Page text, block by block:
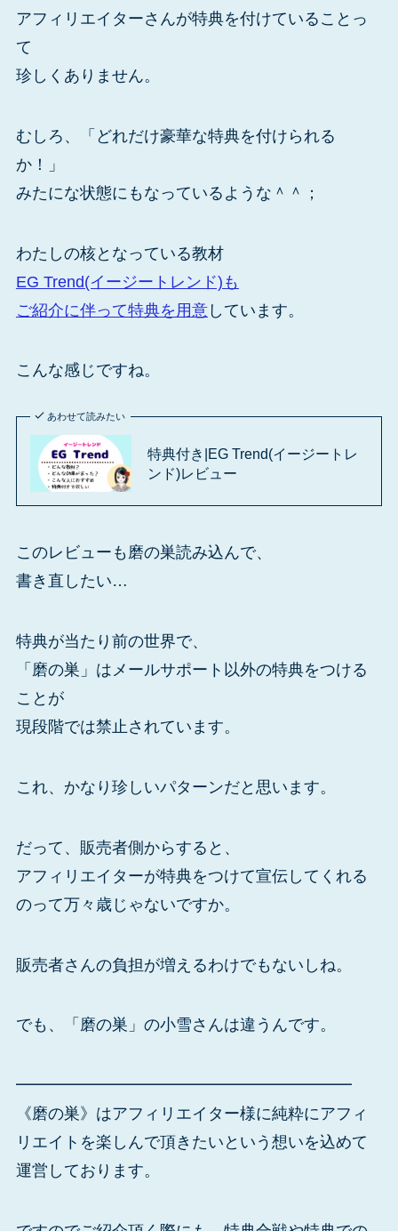
アフィリエイターさんが特典を付けていることっ
て
珍しくありません。
むしろ、「どれだけ豪華な特典を付けられる
か！」
みたにな状態にもなっているような＾＾；
わたしの核となっている教材
EG Trend(イージートレンド)も
ご紹介に伴って特典を用意しています。
こんな感じですね。
あわせて読みたい
特典付き|EG Trend(イージートレ
ンド)レビュー
このレビューも磨の巣読み込んで、
書き直したい…
特典が当たり前の世界で、
「磨の巣」はメールサポート以外の特典をつける
ことが
現段階では禁止されています。
これ、かなり珍しいパターンだと思います。
だって、販売者側からすると、
アフィリエイターが特典をつけて宣伝してくれる
のって万々歳じゃないですか。
販売者さんの負担が増えるわけでもないしね。
でも、「磨の巣」の小雪さんは違うんです。
━━━━━━━━━━━━━━━━━━━━━
《磨の巣》はアフィリエイター様に純粋にアフィ
リエイトを楽しんで頂きたいという想いを込めて
運営しております。